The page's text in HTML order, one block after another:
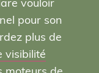
pour son
plus de
visibilité